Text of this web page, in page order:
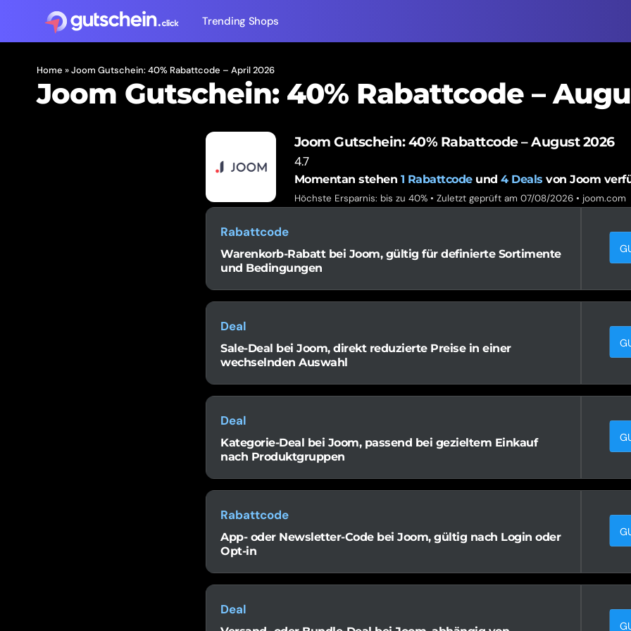
Trending Shops
Joom Gutschein: 40% Rabattcode –
Home »Joom Gutschein: 40% Rabattcode – April 2026
Joom Gutschein: 40% Rabattcode – August 2026
4.7
Momentan stehen 1 Rabattcodeund 4Deals von Joom
Höchste Ersparnis: bis zu 40% • Zuletzt geprüft am 07/08/2026 • joom.com
Rabattcode
Warenkorb-Rabatt bei Joom, gültig für definierte Sortimente
und Bedingungen
Deal
Sale-Deal bei Joom, direkt reduzierte Preise in einer
wechselnden Auswahl
Deal
Kategorie-Deal bei Joom, passend bei gezieltem Einkauf
nach Produktgruppen
Rabattcode
App- oder Newsletter-Code bei Joom, gültig nach Login oder
Opt-in
Deal